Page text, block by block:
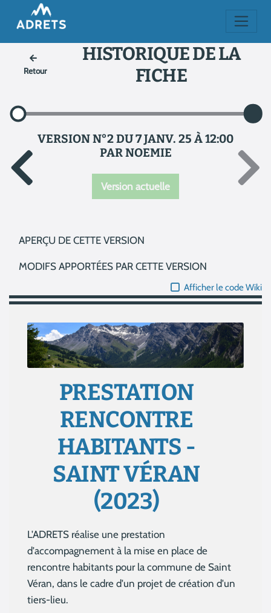
Retour
HISTORIQUE DE LA
FICHE
VERSION N°2 DU 7 JANV. 25 À 12:00
PAR NOEMIE
Version actuelle
APERÇU DE CETTE VERSION
MODIFS APPORTÉES PAR CETTE VERSION
Afficher le code Wiki
PRESTATION
RENCONTRE
HABITANTS -
SAINT VÉRAN
(2023)
L'ADRETS réalise une prestation
d'accompagnement à la mise en place de
rencontre habitants pour la commune de Saint
Véran, dans le cadre d'un projet de création d'un
tiers-lieu.